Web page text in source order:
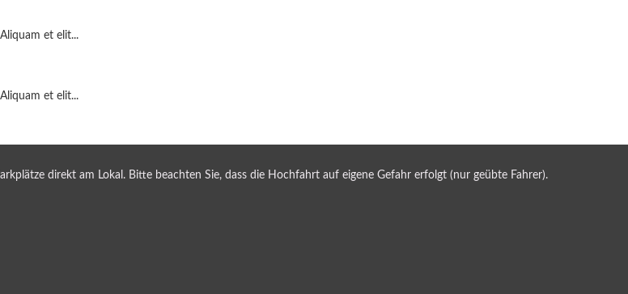
et elit...
et elit...
direkt am Lokal. Bitte beachten Sie, dass die Hochfahrt auf eigene Gefahr erfolgt (nur geübte Fahrer).